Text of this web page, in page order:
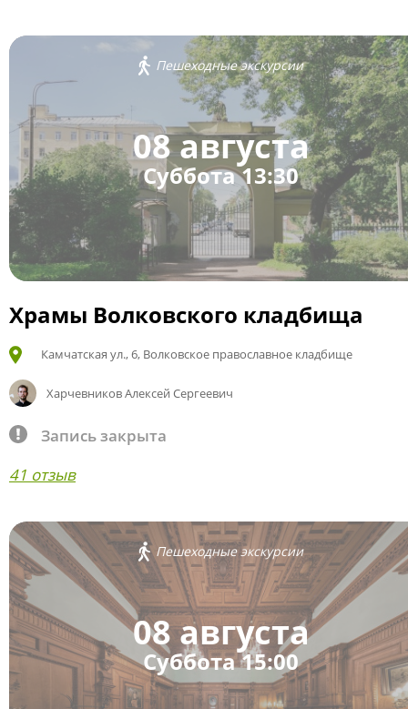
Пешеходные экскурсии
08 августа
Суббота 13:30
Храмы Волковского кладбища
Камчатская ул., 6, Волковское православное кладбище
Харчевников Алексей Сергеевич
Запись закрыта
41 отзыв
Пешеходные экскурсии
08 августа
Суббота 15:00